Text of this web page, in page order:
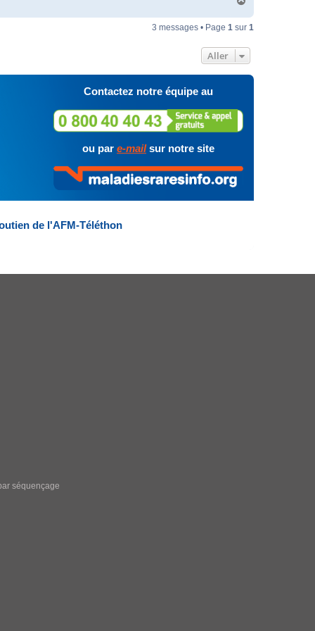
u
t
3 messages • Page 1 sur 1
Aller
Contactez notre équipe au
ou par e-mailsur notre site
de l'AFM-Téléthon
séquençage